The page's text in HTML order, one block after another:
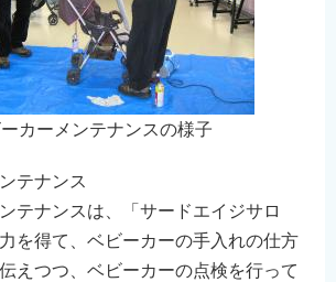
カーメンテナンスの様子
テナンス
テナンスは、「サードエイジサロ
を得て、ベビーカーの手入れの仕方
えつつ、ベビーカーの点検を行って